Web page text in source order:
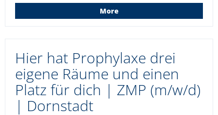
More
Hier hat Prophylaxe drei
eigene Räume und einen
Platz für dich | ZMP (m/w/d)
| Dornstadt